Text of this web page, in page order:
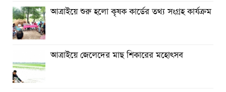
আত্রাইয়ে যথাযোগ্য মর্যাদায় ‘জুলাই গণঅভ্যুত্থান দিবস’ পালিত
ঝালকাঠিতে জুলাই গণঅভ্যুত্থান দিবস পালিত
রাবিপ্রবি’তে ‘জুলাই গণঅভ্যুত্থান দিবস-২০২৬’ উদযাপিত
আত্রাইয়ে শুরু হলো কৃষক কার্ডের তথ্য সংগ্রহ কার্যক্রম
আত্রাইয়ে জেলেদের মাছ শিকারের মহোৎসব